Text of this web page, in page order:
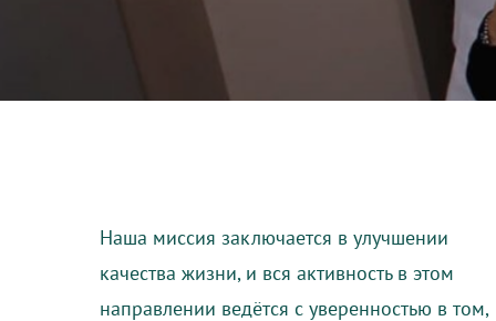
Наша миссия заключается в улучшении
качества жизни, и вся активность в этом
направлении ведётся с уверенностью в том,